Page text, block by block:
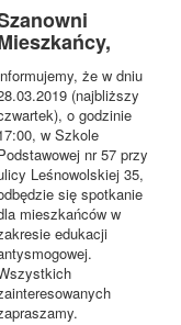
że w dniu
(najbliższy
o godzinie
w Szkole
nr 57 przy
Leśnowolskiej 35,
się spotkanie
mieszkańców w
edukacji